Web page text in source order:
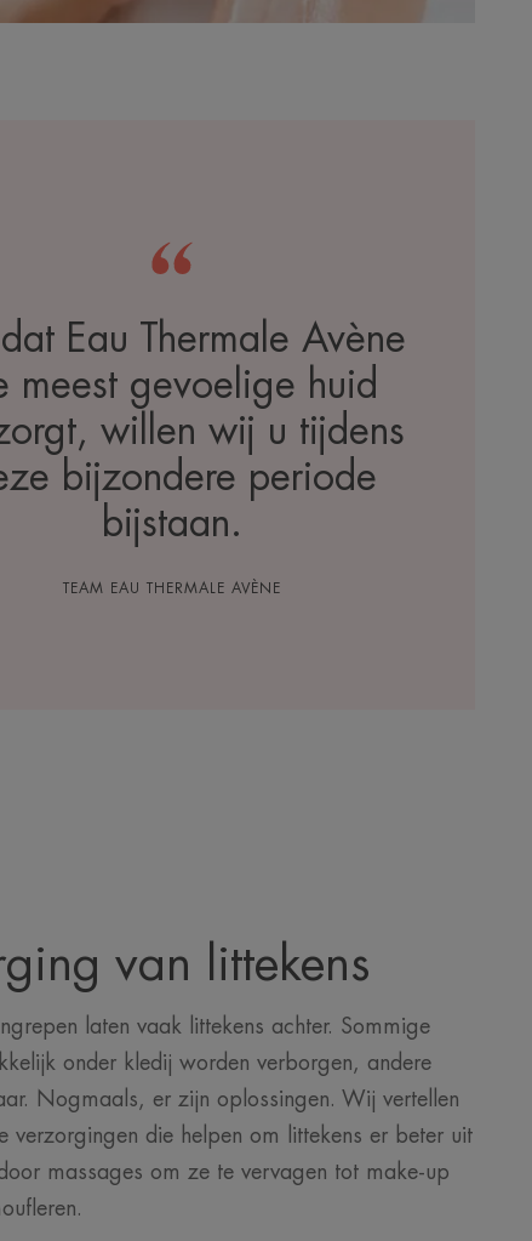
Eau Thermale Avène
meest gevoelige huid
willen wij u tijdens
bijzondere periode
bijstaan.
TEAM EAU THERMALE AVÈNE
van littekens
laten vaak littekens achter. Sommige
onder kledij worden verborgen, andere
Nogmaals, er zijn oplossingen. Wij vertellen
verzorgingen die helpen om littekens er beter uit
massages om ze te vervagen tot make-up